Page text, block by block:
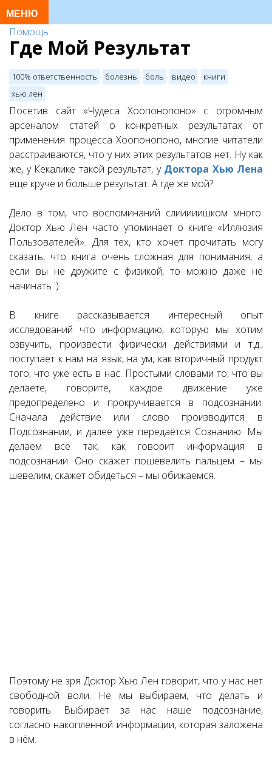
Помощь
Где Мой Результат
100% ответственность болезнь боль видео
книги
хью лен
Посетив сайт «Чудеса Хоопонопоно» с огромным
арсеналом статей о конкретных результатах от
применения процесса Хоопонопоно, многие читатели
расстраиваются, что у них этих результатов нет. Ну как
же, у Кекалике такой результат, у Доктора Хью Лена
еще круче и больше результат. А где же мой?
Дело в том, что воспоминаний слииииишком много.
Доктор Хью Лен часто упоминает о книге «Иллюзия
Пользователей». Для тех, кто хочет прочитать могу
сказать, что книга очень сложная для понимания, а
если вы не дружите с физикой, то можно даже не
начинать :).
В книге рассказывается интересный опыт
исследований что информацию, которую мы хотим
озвучить, произвести физически действиями и т.д.,
поступает к нам на язык, на ум, как вторичный продукт
того, что уже есть в нас. Простыми словами то, что вы
делаете, говорите, каждое движение уже
предопределено и прокручивается в подсознании.
Сначала действие или слово производится в
Подсознании, и далее уже передаётся Сознанию. Мы
делаем всё так, как говорит информация в
подсознании. Оно скажет пошевелить пальцем – мы
шевелим, скажет обидеться – мы обижаемся.
Поэтому не зря Доктор Хью Лен говорит, что у нас нет
свободной воли. Не мы выбираем, что делать и
говорить. Выбирает за нас наше подсознание,
согласно накопленной информации, которая заложена
в нём.